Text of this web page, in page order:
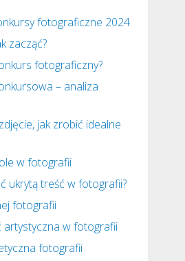
fotograficzne 2024
zacząć?
fotograficzny?
– analiza
jak zrobić idealne
w fotografii
ukrytą treść w fotografii?
fotografii
artystyczna w fotografii
fotografii